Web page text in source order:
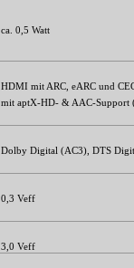
ca. 0,5 Watt
HDMI mit ARC, eARC und
mit aptX-HD- & AAC-Support
Dolby Digital (AC3), DTS
0,3 Veff
3,0 Veff